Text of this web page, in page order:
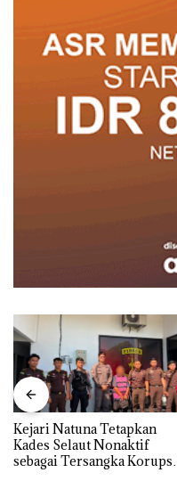
Kejari Natuna Tetapkan
Kades Selaut Nonaktif
sebagai Tersangka Korupsi